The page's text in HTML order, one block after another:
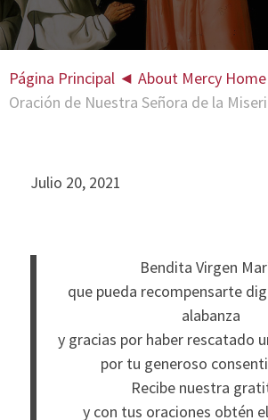
Página Principal ◄ About Mercy Home
Oración de Nuestra Señora de la
Julio 20, 2021
Bendita Virgen
que pueda recompensarte
alabanza
y gracias por haber rescatado
por tu generoso
Recibe nuestra
y con tus oraciones obtén